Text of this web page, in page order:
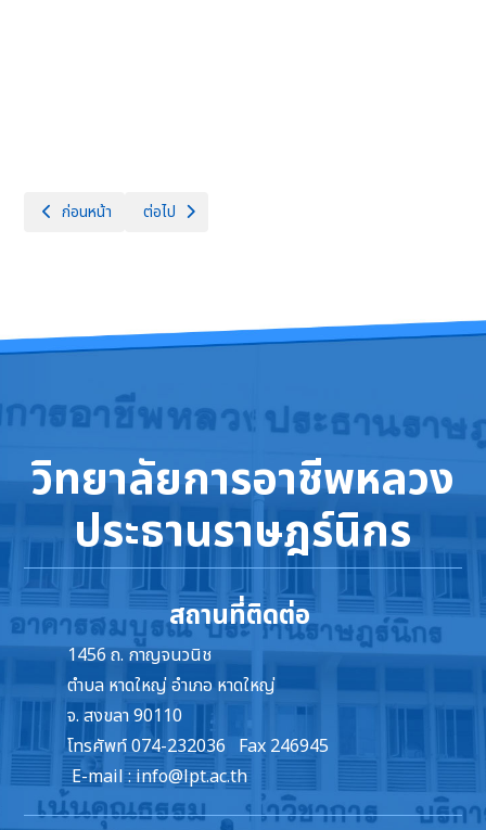
เนื้อหาก่อนหน้า: อบรมเชิงปฎิบัติการโครงการพัฒนาการจัดการเรียนรู้มุ่งเน้
ก่อนหน้า เนื้อหาถัดไป: โครงการประชุมและสัมมนาผู้ปกครองนักเรีย
ต่อไป
วิทยาลัยการอาชีพหลวง
ประธานราษฎร์นิกร
สถานที่ติดต่อ
1456 ถ. กาญจนวนิช
ตำบล หาดใหญ่ อำเภอ หาดใหญ่
จ. สงขลา 90110
โทรศัพท์ 074-232036 Fax 246945
E-mail : info@lpt.ac.th